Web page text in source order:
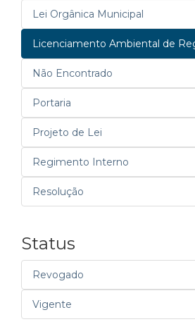
Lei Orgânica Municipal
Licenciamento Ambiental de
Não Encontrado
Portaria
Projeto de Lei
Regimento Interno
Resolução
Status
Revogado
Vigente